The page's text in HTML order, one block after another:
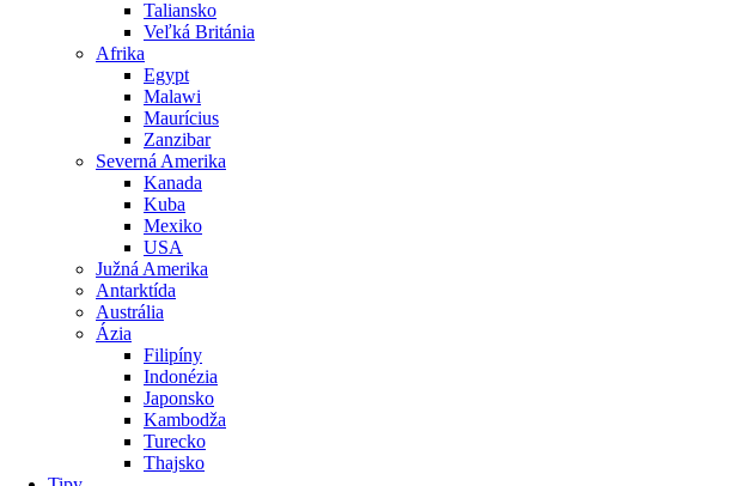
Taliansko
Veľká Británia
Afrika
Egypt
Malawi
Maurícius
Zanzibar
Severná Amerika
Kanada
Kuba
Mexiko
USA
Južná Amerika
Antarktída
Austrália
Ázia
Filipíny
Indonézia
Japonsko
Kambodža
Turecko
Thajsko